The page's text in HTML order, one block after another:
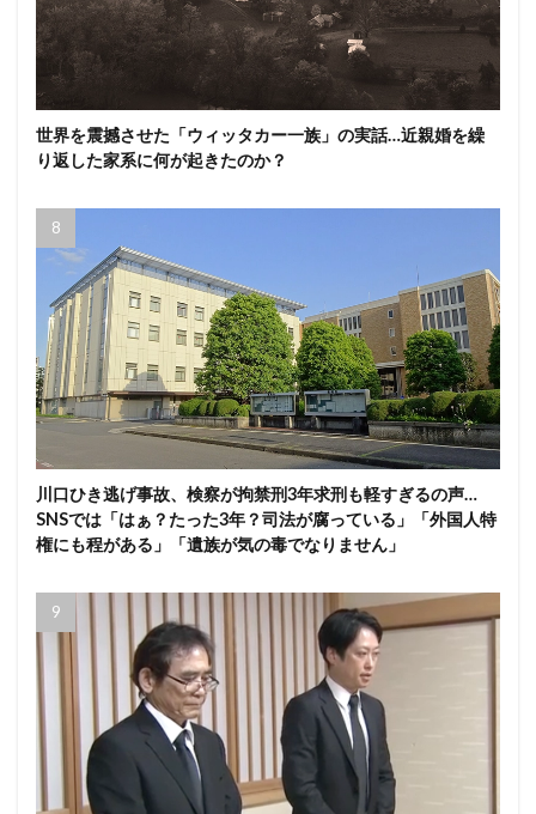
世界を震撼させた「ウィッタカー一族」の実話…近親婚を繰
り返した家系に何が起きたのか？
川口ひき逃げ事故、検察が拘禁刑3年求刑も軽すぎるの声…
SNSでは「はぁ？たった3年？司法が腐っている」「外国人特
権にも程がある」「遺族が気の毒でなりません」